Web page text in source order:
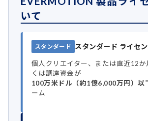
いて
スタンダード スタンダード ライセ
個人クリエイター、または直近12か
くは調達資金が
100万米ドル（約1億6,000万円）以
ーム